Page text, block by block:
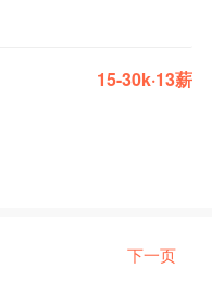
15-30k·13薪
下一页